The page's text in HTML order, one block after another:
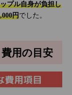
プル自身が負担し
円でした。
用の目安